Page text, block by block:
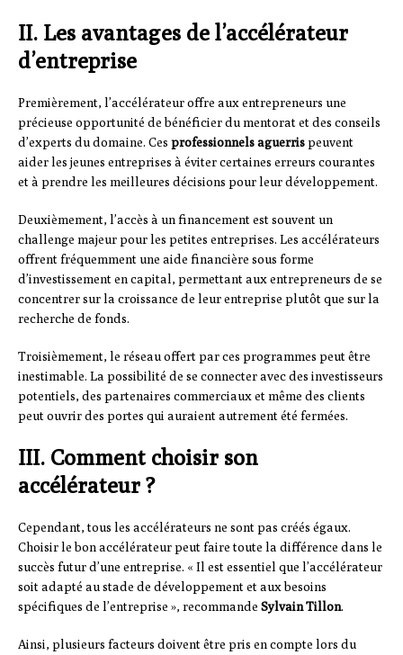
II. Les avantages de l’accélérateur
d’entreprise
Premièrement, l’accélérateur offre aux entrepreneurs une
précieuse opportunité de bénéficier du mentorat et des conseils
d’experts du domaine. Ces professionnels aguerrispeuvent
aider les jeunes entreprises à éviter certaines erreurs courantes
et à prendre les meilleures décisions pour leur développement.
Deuxièmement, l’accès à un financement est souvent un
challenge majeur pour les petites entreprises. Les accélérateurs
offrent fréquemment une aide financière sous forme
d’investissement en capital, permettant aux entrepreneurs de se
concentrer sur la croissance de leur entreprise plutôt que sur la
recherche de fonds.
Troisièmement, le réseau offert par ces programmes peut être
inestimable. La possibilité de se connecter avec des investisseurs
potentiels, des partenaires commerciaux et même des clients
peut ouvrir des portes qui auraient autrement été fermées.
III. Comment choisir son
accélérateur ?
Cependant, tous les accélérateurs ne sont pas créés égaux.
Choisir le bon accélérateur peut faire toute la différence dans le
succès futur d’une entreprise. « Il est essentiel que l’accélérateur
soit adapté au stade de développement et aux besoins
spécifiques de l’entreprise », recommande Sylvain Tillon.
Ainsi, plusieurs facteurs doivent être pris en compte lors du